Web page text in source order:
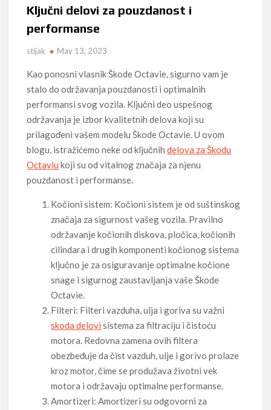
Ključni delovi za pouzdanost i
performanse
stijak May 13, 2023
Kao ponosni vlasnik Škode Octavie, sigurno vam je
stalo do održavanja pouzdanosti i optimalnih
performansi svog vozila. Ključni deo uspešnog
održavanja je izbor kvalitetnih delova koji su
prilagođeni vašem modelu Škode Octavie. U ovom
blogu, istražićemo neke od ključnihdelova za Škodu
Octaviu koji su od vitalnog značaja za njenu
pouzdanost i performanse.
Kočioni sistem: Kočioni sistem je od suštinskog
značaja za sigurnost vašeg vozila. Pravilno
održavanje kočionih diskova, pločica, kočionih
cilindara i drugih komponenti kočionog sistema
ključno je za osiguravanje optimalne kočione
snage i sigurnog zaustavljanja vaše Škode
Octavie.
Filteri: Filteri vazduha, ulja i goriva su važni
skoda delovi sistema za filtraciju i čistoću
motora. Redovna zamena ovih filtera
obezbeđuje da čist vazduh, ulje i gorivo prolaze
kroz motor, čime se produžava životni vek
motora i održavaju optimalne performanse.
Amortizeri: Amortizeri su odgovorni za